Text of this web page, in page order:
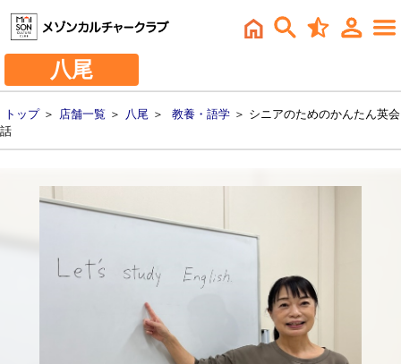
八尾
トップ＞ 店舗一覧 ＞ 八尾 ＞ 教養・語学 ＞ シニアのためのかんたん英会
話